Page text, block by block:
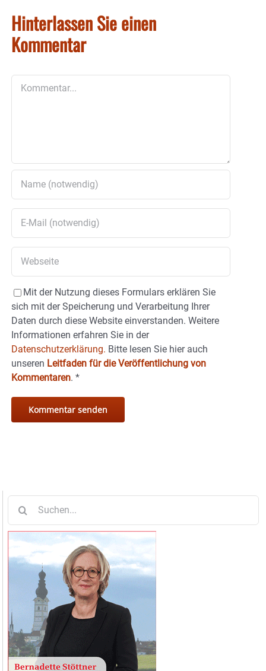
Hinterlassen Sie einen
Kommentar
Mit der Nutzung dieses Formulars erklären Sie
sich mit der Speicherung und Verarbeitung Ihrer
Daten durch diese Website einverstanden. Weitere
Informationen erfahren Sie in der
Datenschutzerklärung. Bitte lesen Sie hier auch
unseren Leitfaden für die Veröffentlichung von
Kommentaren. *
nach: